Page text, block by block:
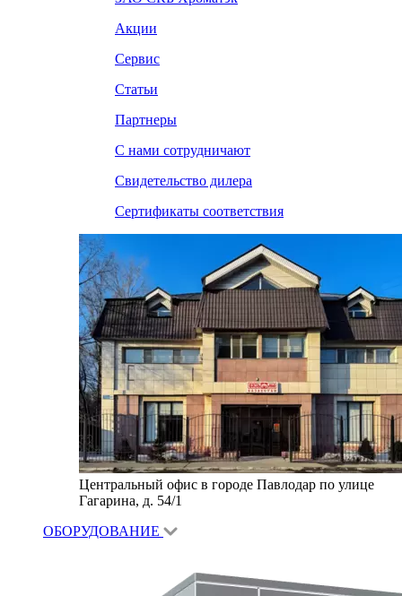
Акции
Сервис
Статьи
Партнеры
С нами сотрудничают
Свидетельство дилера
Сертификаты соответствия
Центральный офис в городе Павлодар по улице
Гагарина, д. 54/1
ОБОРУДОВАНИЕ